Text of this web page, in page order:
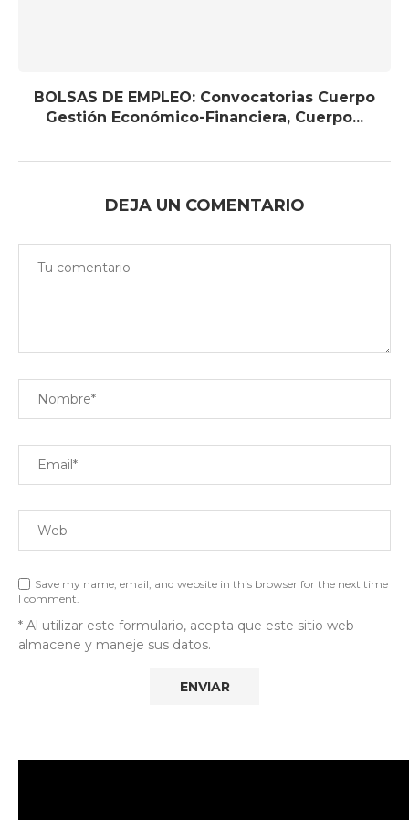
BOLSAS DE EMPLEO: Convocatorias Cuerpo
Gestión Económico-Financiera, Cuerpo...
DEJA UN COMENTARIO
Save my name, email, and website in this browser for the next time
I comment.
* Al utilizar este formulario, acepta que este sitio web
almacene y maneje sus datos.